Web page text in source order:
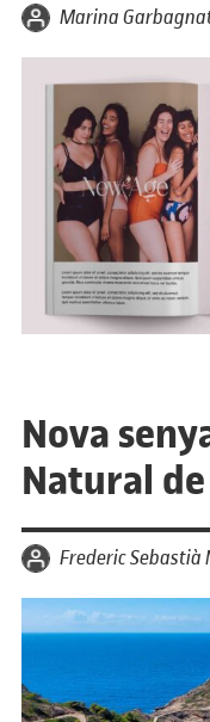
per Marina
Nova
Natural
per Frederic Sebastià